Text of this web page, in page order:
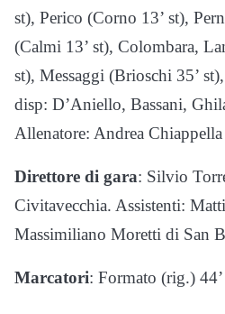
st), Perico (Corno 13’ st),
(Calmi 13’ st), Colombara,
st), Messaggi (Brioschi 35’
disp: D’Aniello, Bassani,
Allenatore: Andrea Chiappella
Direttore di gara: Silvio
Civitavecchia. Assistenti:
Massimiliano Moretti di San
Marcatori: Formato (rig.)